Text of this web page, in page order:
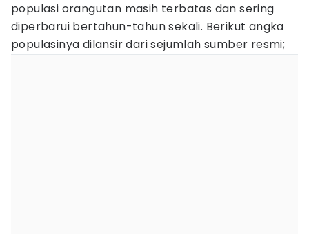
populasi orangutan masih terbatas dan sering
diperbarui bertahun-tahun sekali. Berikut angka
populasinya dilansir dari sejumlah sumber resmi;